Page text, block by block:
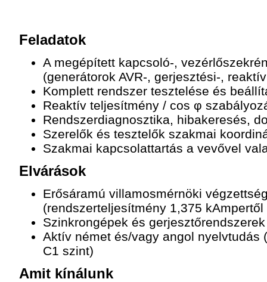
Feladatok
A megépített kapcsoló-,
(generátorok AVR‑, gerjesztési‑,
Komplett rendszer tesztelése és
Reaktív teljesítmény / cos φ
Rendszerdiagnosztika, hibakeresés,
Szerelők és tesztelők szakmai
Szakmai kapcsolattartás a vevővel
Elvárások
Erősáramú villamosmérnöki
(rendszerteljesítmény 1,375
Szinkrongépek és
Aktív német és/vagy angol nyelvtudás
C1 szint)
Amit kínálunk